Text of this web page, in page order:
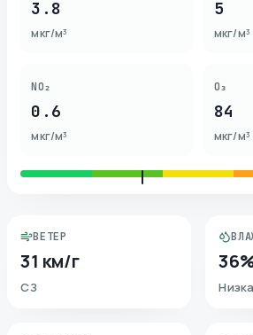
3.8
мкг/м³
5
мкг/м³
NO₂
0.6
мкг/м³
O₃
84
мкг/м³
ВЕТЕР
31 км/г
СЗ